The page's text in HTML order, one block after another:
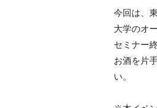
今回は、
大学のオ
セミナー
お酒を片
い。